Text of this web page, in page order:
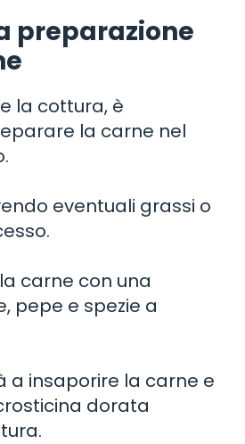
preparazione
la cottura, è
la carne nel
eventuali grassi o
carne con una
pepe e spezie a
a insaporire la carne e
dorata